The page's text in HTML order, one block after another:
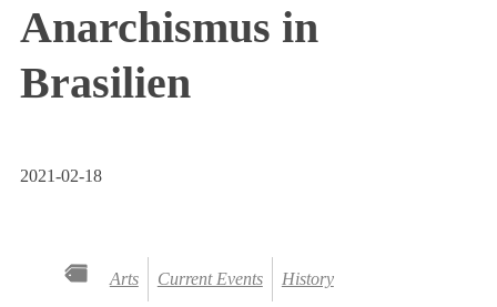
Anarchismus in
Brasilien
2021-02-18
Arts Current Events History